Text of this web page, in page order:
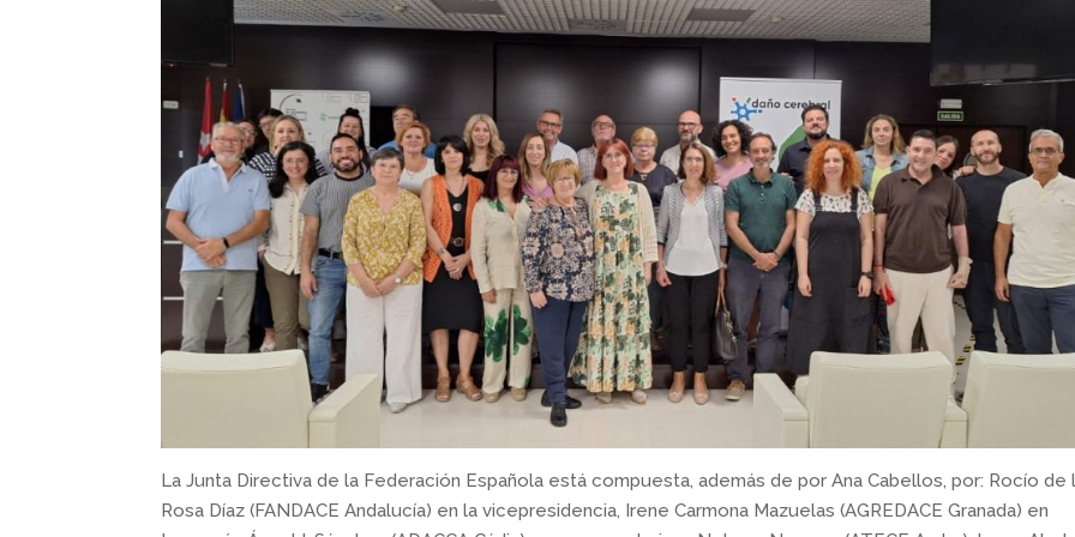
La Junta Directiva de la Federación Española está compuesta, además de por Ana Cabellos, por: Rocío de
Rosa Díaz (FANDACE Andalucía) en la vicepresidencia, Irene Carmona Mazuelas (AGREDACE Granada) en